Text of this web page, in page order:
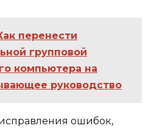
перенести
групповой
компьютера на
руководство
ошибок,